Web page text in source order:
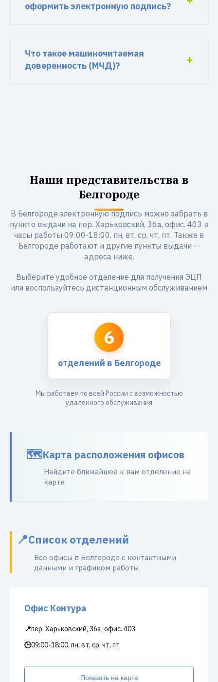
оформить электронную подпись?
Что такое машиночитаемая
доверенность (МЧД)?
Наши представительства в
Белгороде
В Белгороде электронную подпись можно забрать в
пункте выдачи на пер. Харьковский, 36а, офис. 403 в
часы работы 09:00-18:00, пн, вт, ср, чт, пт. Также в
Белгороде работают и другие пункты выдачи —
адреса ниже.
Выберите удобное отделение для получения ЭЦП
или воспользуйтесь дистанционным обслуживанием
6
отделений в Белгороде
Мы работаем по всей России с возможностью
удаленного обслуживания
Карта расположения офисов
Найдите ближайшее к вам отделение на
карте
Список отделений
Все офисы в Белгороде с контактными
данными и графиком работы
Офис Контура
📍пер. Харьковский, 36а, офис. 403
🕒09:00-18:00, пн, вт, ср, чт, пт
Показать на карте